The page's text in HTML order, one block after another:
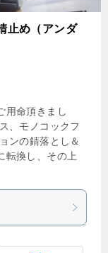
止め（アンダ
用命頂きまし
、モノコックフ
ンの錆落とし＆
転換し、その上